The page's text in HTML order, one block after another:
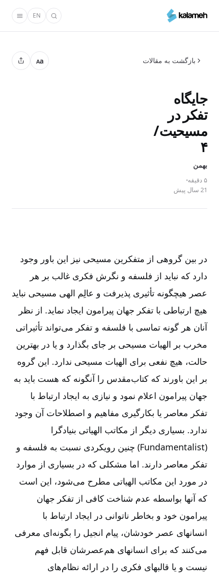
محتوای
EN
بازگشت به مقالات Aa
جایگاه‌
تفكر در
مسیحیت/
۴
بهمن
۵ دقیقه
21 سال پیش
در بین‌ گروهی‌ از متفكرین‌ مسیحی‌ نیز این‌ باور وجود
دارد كه‌ نباید از فلسفه‌ و نگرش‌ فكری غالب‌ بر هر
عصر هیچگونه‌ تأثیری‌ پذیرفت‌ و عالِم‌ الهی مسیحی‌ نباید
هیچ‌ ارتباطی‌ با تفكر جهان‌ پیرامون‌ ایجاد نماید. از نظر
آنان‌ هر گونه‌ تماسی‌ با فلسفه‌ و تفكر می‌تواند تأثیراتی‌
مخرب‌ بر الهیات‌ مسیحی‌ بر جای‌ بگذارد و یا در بهترین‌
حالت‌، هیچ‌ نفعی‌ برای‌ الهیات‌ مسیحی‌ ندارد. این‌ گروه‌
بر این‌ باورند كه‌ كتاب‌مقدس‌ را آنگونه‌ كه‌ هست‌ باید به‌
جهان‌ پیرامون‌ اعلام‌ نمود و نیازی‌ به‌ ایجاد ارتباط‌ با
تفكر معاصر یا بكارگیری‌ مفاهیم‌ و اصطلاحات‌ آن‌ وجود
ندارد. بسیاری‌ دیگر از مكاتب‌ الهیاتی‌ بنیادگرا
(Fundamentalist) چنین‌ رویكردی‌ نسبت‌ به‌ فلسفه‌ و
تفكر معاصر دارند. اما مشكلی‌ كه‌ در بسیاری‌ از موارد
در مورد این‌ مكاتب‌ الهیاتی‌ مطرح‌ می‌شود، این‌ است‌
كه‌ آنها بواسطه‌ عدم‌ شناخت‌ كافی‌ از تفكر جهان‌
پیرامون‌ خود و بخاطر ناتوانی‌ در ایجاد ارتباط‌ با
انسانهای‌ عصر خودشان‌، پیام‌ انجیل‌ را بگونه‌ای‌ معرفی‌
می‌كنند كه‌ برای‌ انسانهای‌ هم‌عصرشان‌ قابل‌ فهم‌
نیست‌ و یا قالبهای‌ فكری‌ را در ارائه‌ نظام‌های‌